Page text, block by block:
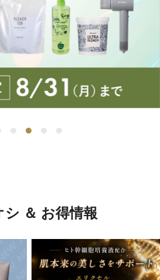
シ ＆ お得情報